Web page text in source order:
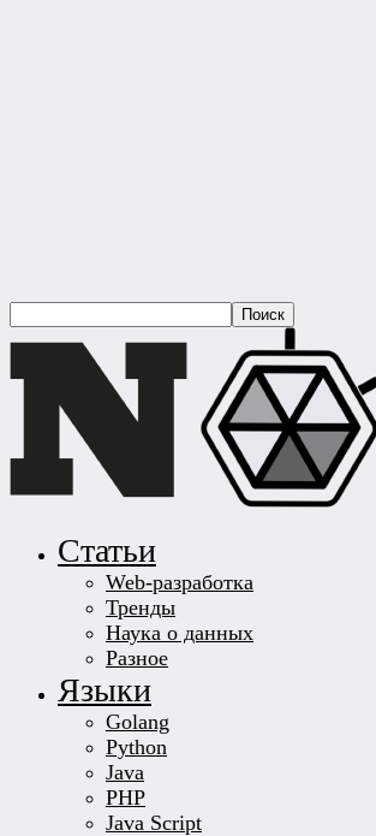
Статьи
Web-разработка
Тренды
Наука о данных
Разное
Языки
Golang
Python
Java
PHP
Java Script